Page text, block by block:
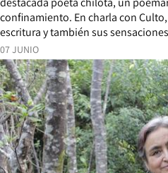
07 JUNIO
confinamiento. En charla con
escritura y también sus